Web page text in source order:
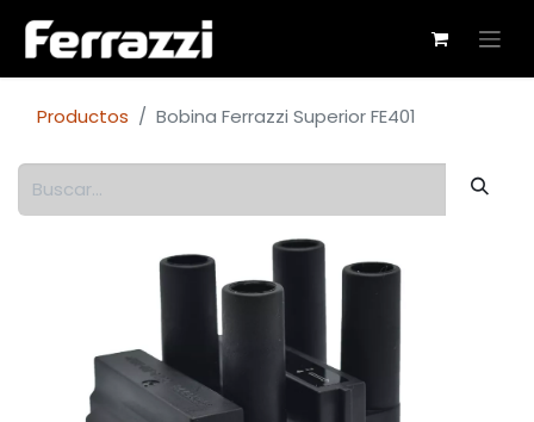
Productos Bobina Ferrazzi Superior FE401